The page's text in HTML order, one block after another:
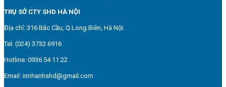
TRỤ SỞ CTY SHD HÀ NỘI
Địa chỉ: 316 Bắc Cầu, Q.Long Biên, Hà Nội.
Tel: (024) 3732 6916
Hotline: 0936 54 11 22
Email: innhanhshd@gmail.com